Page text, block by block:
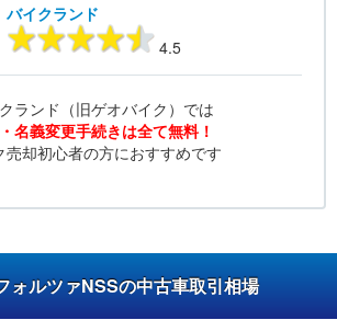
バイクランド
4.5
ランド（旧ゲオバイク）では
名義変更手続きは全て無料！
売却初心者の方におすすめです
ォルツァNSSの中古車取引相場